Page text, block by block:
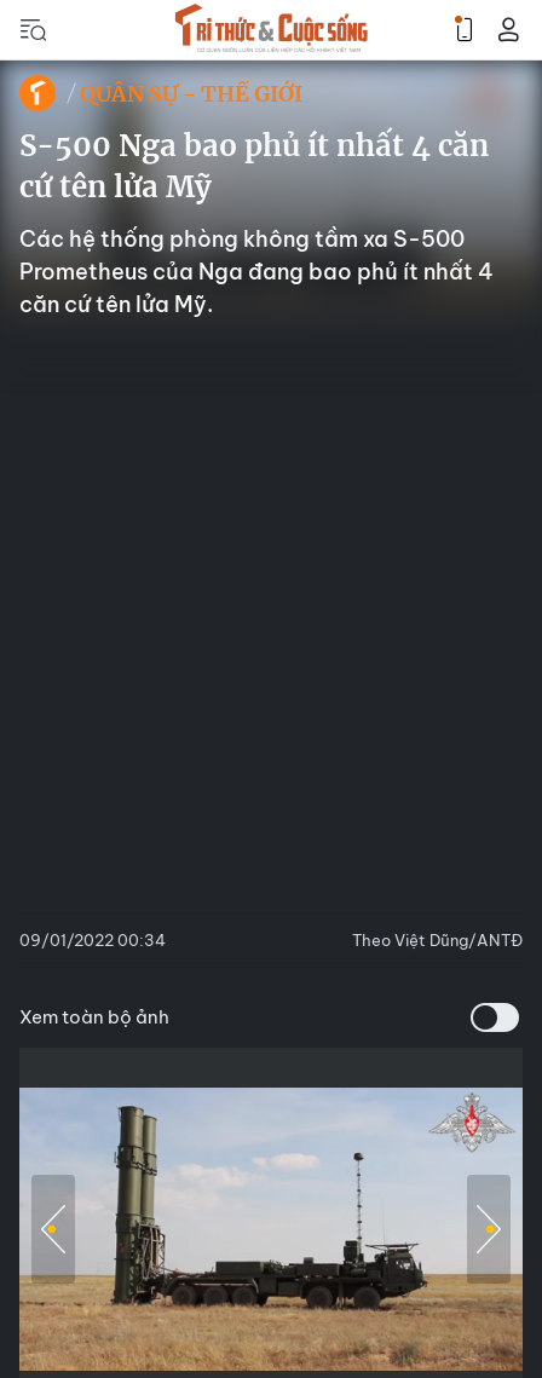
QUÂN SỰ - THẾ GIỚI
S-500 Nga bao phủ ít nhất 4 căn
cứ tên lửa Mỹ
Các hệ thống phòng không tầm xa S-500
Prometheus của Nga đang bao phủ ít nhất 4
căn cứ tên lửa Mỹ.
09/01/2022 00:34 Theo Việt Dũng/ANTĐ
Xem toàn bộ ảnh